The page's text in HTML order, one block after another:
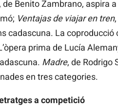
de Benito Zambrano, aspira
Ventajas de viajar en tren
cadascuna. La coproducció
prima de Lucía
Madre, de Rodrigo
en tres categories.
a competició